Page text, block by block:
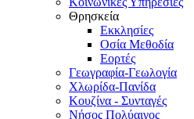
Θρησκεία
Εκκλησίες
Οσία Μεθοδία
Εορτές
Γεωγραφία-Γεωλογία
Χλωρίδα-Πανίδα
Κουζίνα - Συνταγές
Νήσος Πολύαιγος